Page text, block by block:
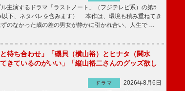
主演するドラマ「ラストノート」（フジテレビ系）の第5
以下、ネタバレを含みます） 本作は、環境も積み重ねてき
のなかった歳の差の男女が静かに引かれ合い、人生で …
待ち合わせ」「磯貝（横山裕）とヒナタ（関水
きているのがいい」「縦山裕二さんのグッズ欲し
ドラマ
2026年8月6日